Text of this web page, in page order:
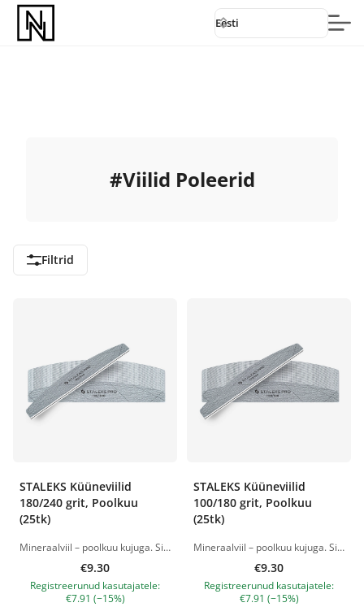
Eesti
#Viilid Poleerid
Filtrid
STALEKS Küüneviilid
180/240 grit, Poolkuu
(25tk)
Mineraalviil – poolkuu kujuga. Sirge külg sobib küünte pikkuse viilimiseks ja täpse kuju loomiseks, kumer külg aga küünenaha piirkonna ja külgvallide töötlemiseks. Kaks tööpinda karedusega 180/240 grit: 180 grit – universaalne karedus naturaalsete küünte töötlemiseks: kuju andmiseks, kergeks lihvimiseks ja küüneplaadi ettevalmistamiseks enne katmist. 240 grit – pehme abrasiiv, mis sobib naturaalsete küünte õrnaks töötlemiseks, poleerimiseks ja viimaseks lihvimiseks enne katte pealekandmist. Sobib maniküüri ja pediküüri tegemiseks ning on küünetehniku jaoks universaalne töövahend. Sobib nii naturaalsete kui ka kunstküünte töötlemiseks. Stearaatkate aitab vältida abrasiivi ummistumist orgaanilise tolmuga töö ajal. Õhuke vahtkiht vähendab survet küüneplaadile. Kvaliteetne abrasiiv säilitab oma omadused kaua. Tootepildid on illustratiivsed. Küsimuste korral ootame alati Sinu meili nanatallinn@gmail.com
€9.30
Registreerunud kasutajatele:
€7.91 (−15%)
STALEKS Küüneviilid
100/180 grit, Poolkuu
(25tk)
Mineraalviil – poolkuu kujuga. Sirge külg sobib küünte pikkuse viilimiseks ja täpse kuju loomiseks, kumer külg aga küünenaha piirkonna ja külgvallide töötlemiseks. Kaks tööpinda karedusega 100/180 grit: 100 grit – tugev abrasiiv kunstküünte viilimiseks, kuju korrigeerimiseks ja pikkuse lühendamiseks. Sobib ka küünepinna ettevalmistamiseks enne pikendamist. 180 grit – universaalne karedus naturaalsete küünte töötlemiseks: kuju andmiseks, kergeks lihvimiseks ja küüneplaadi ettevalmistamiseks enne katmist. Sobib maniküüri ja pediküüri tegemiseks ning on küünetehniku jaoks universaalne töövahend. Sobib nii naturaalsete kui ka kunstküünte töötlemiseks. Stearaatkate aitab vältida abrasiivi ummistumist orgaanilise tolmuga töö ajal. Õhuke vahtkiht vähendab survet küüneplaadile. Kvaliteetne abrasiiv säilitab oma omadused kaua. Tootepildid on illustratiivsed. Küsimuste korral ootame alati Sinu meili nanatallinn@gmail.com
€9.30
Registreerunud kasutajatele:
€7.91 (−15%)